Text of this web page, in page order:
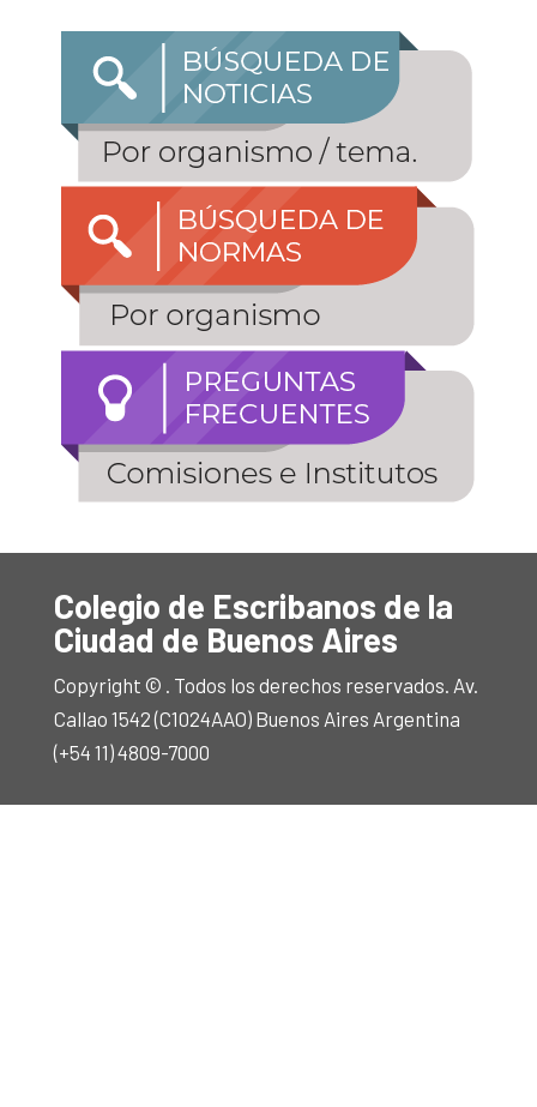
Colegio de Escribanos de la
Ciudad de Buenos Aires
Copyright © . Todos los derechos reservados. Av.
Callao 1542 (C1024AAO) Buenos Aires Argentina
(+54 11) 4809-7000